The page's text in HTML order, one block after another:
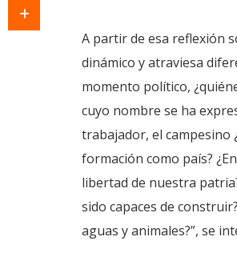
A partir de esa reflexión
dinámico y atraviesa
momento político,
cuyo nombre se ha
trabajador, el campesino
formación como país?
libertad de nuestra
sido capaces de
aguas y animales?”, se